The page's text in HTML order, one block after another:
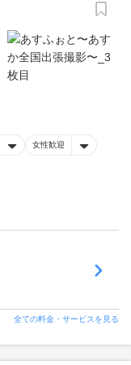
女性歓迎
全ての料金・サービスを見る